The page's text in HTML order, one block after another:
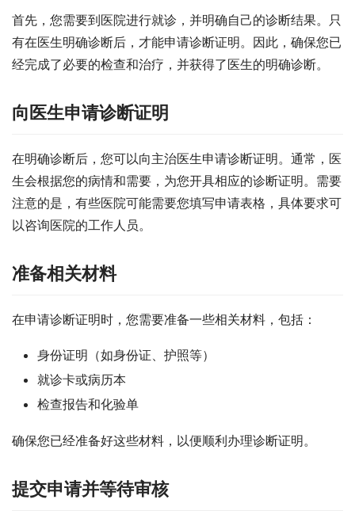
首先，您需要到医院进行就诊，并明确自己的诊断结果。只
有在医生明确诊断后，才能申请诊断证明。因此，确保您已
经完成了必要的检查和治疗，并获得了医生的明确诊断。
向医生申请诊断证明
在明确诊断后，您可以向主治医生申请诊断证明。通常，医
生会根据您的病情和需要，为您开具相应的诊断证明。需要
注意的是，有些医院可能需要您填写申请表格，具体要求可
以咨询医院的工作人员。
准备相关材料
在申请诊断证明时，您需要准备一些相关材料，包括：
身份证明（如身份证、护照等）
就诊卡或病历本
检查报告和化验单
确保您已经准备好这些材料，以便顺利办理诊断证明。
提交申请并等待审核